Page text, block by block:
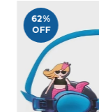
62%
OFF